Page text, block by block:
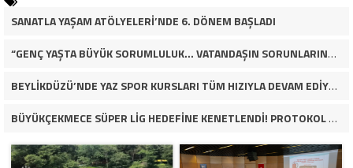
SANATLA YAŞAM ATÖLYELERİ’NDE 6. DÖNEM BAŞLADI
“GENÇ YAŞTA BÜYÜK SORUMLULUK… VATANDAŞIN SORUNLARINA ÇÖZÜM ARIYOR!”
BEYLİKDÜZÜ’NDE YAZ SPOR KURSLARI TÜM HIZIYLA DEVAM EDİYOR
BÜYÜKÇEKMECE SÜPER LİG HEDEFİNE KENETLENDİ! PROTOKOL VE İŞ DÜNYASINDAN BASKETBOL TAKIMINA TAM DESTEK…